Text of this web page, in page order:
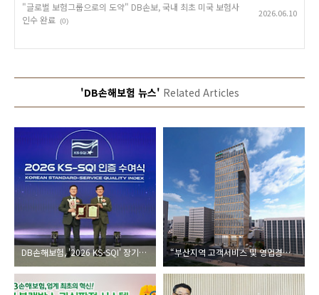
"글로벌 보험그룹으로의 도약" DB손보, 국내 최초 미국 보험사
인수 완료 (0)
2026.06.10
'DB손해보험 뉴스' Related Articles
DB손해보험, '2026 KS-SQI' 장기보험·자동차보험 2개 부문 단독 1위 달성 “부산지역 고객서비스 및 영업경쟁력 강화” DB손해보험, 부산 신사옥 준공식 진행